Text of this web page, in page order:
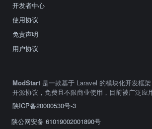
开发者中心
使用协议
免责声明
用户协议
ModStart 是一款基于 Laravel 的模块化开发框
开源协议，免费且不限商业使用，目前被广泛应
陕ICP备20000530号-3
陕公网安备 61019002001890号